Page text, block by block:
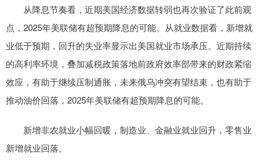
从降息节奏看，近期美国经济数据转弱也再次验证了此前观
点，2025年美联储有超预期降息的可能。从就业数据看，新增就
业低于预期，回升的失业率显示出美国就业市场承压。近期持续
的高利率环境，叠加减税政策落地前政府效率部带来的财政紧缩
效应，有助于继续压制通胀，未来俄乌冲突有望结束，也有助于
推动油价回落，2025年美联储有超预期降息的可能。
新增非农就业小幅回暖，制造业、金融业就业回升，零售业
新增就业回落。